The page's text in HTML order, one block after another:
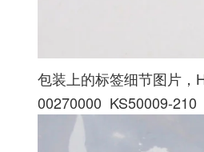
包装上的标签细节图片，
00270000 KS50009-210